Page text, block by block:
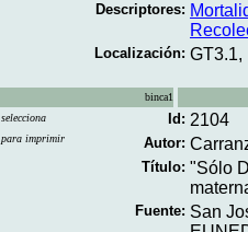
Descriptores:
Localización: GT3.1,
binca1
selecciona
para imprimir
Id: 2104
Autor:
Título: "Sólo
Fuente: San